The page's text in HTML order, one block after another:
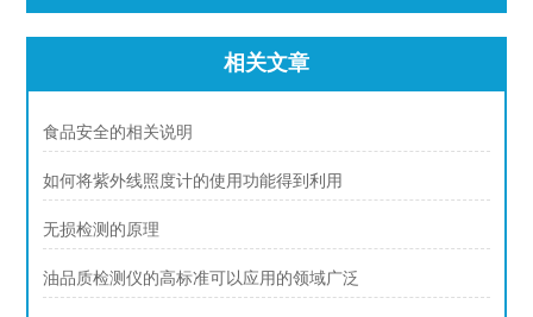
相关文章
食品安全的相关说明
如何将紫外线照度计的使用功能得到利用
无损检测的原理
油品质检测仪的高标准可以应用的领域广泛